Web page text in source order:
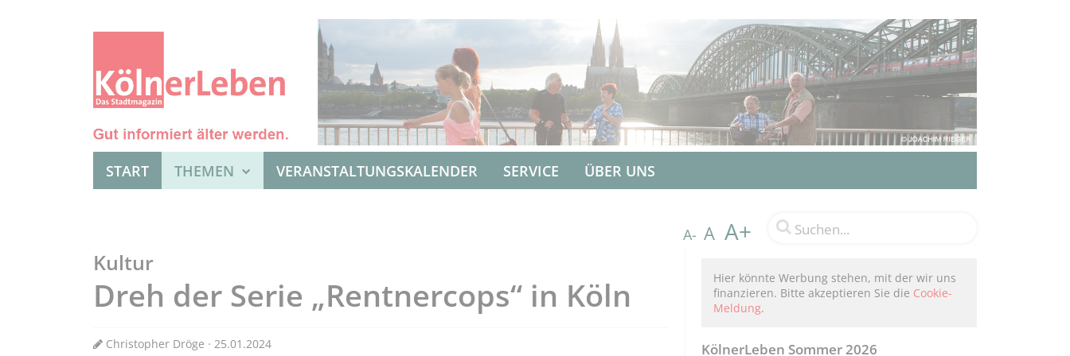
START THEMEN VERANSTALTUNGSKALENDER SERVICE ÜBER UNS
A- A A+
Kultur
Dreh der Serie „Rentnercops“ in Köln
Christopher Dröge · 25.01.2024
Hier könnte Werbung stehen, mit der wir uns
finanzieren. Bitte akzeptieren Sie die Cookie-
Meldung.
KölnerLeben Sommer 2026